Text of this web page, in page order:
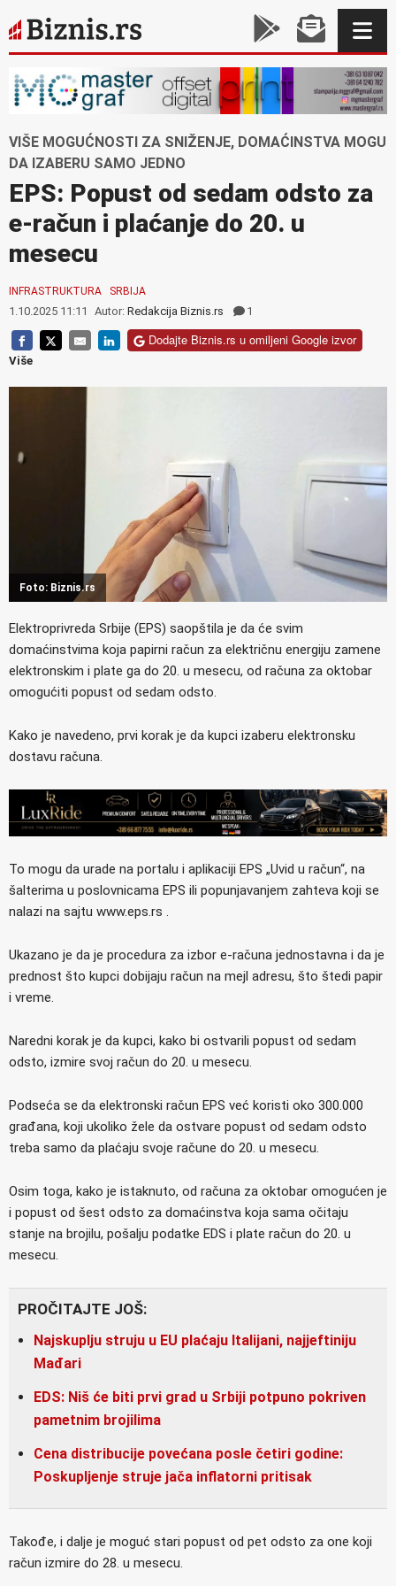
VIŠE MOGUĆNOSTI ZA SNIŽENJE, DOMAĆINSTVA MOGU
DA IZABERU SAMO JEDNO
EPS: Popust od sedam odsto za
e-račun i plaćanje do 20. u
mesecu
INFRASTRUKTURA SRBIJA
1.10.2025 11:11 Autor: Redakcija Biznis.rs 1
Dodajte Biznis.rs u omiljeni Google izvor
Više
Foto: Biznis.rs
Elektroprivreda Srbije (EPS) saopštila je da će svim
domaćinstvima koja papirni račun za električnu energiju zamene
elektronskim i plate ga do 20. u mesecu, od računa za oktobar
omogućiti popust od sedam odsto.
Kako je navedeno, prvi korak je da kupci izaberu elektronsku
dostavu računa.
To mogu da urade na portalu i aplikaciji EPS „Uvid u račun“, na
šalterima u poslovnicama EPS ili popunjavanjem zahteva koji se
nalazi na sajtu www.eps.rs .
Ukazano je da je procedura za izbor e-računa jednostavna i da je
prednost što kupci dobijaju račun na mejl adresu, što štedi papir
i vreme.
Naredni korak je da kupci, kako bi ostvarili popust od sedam
odsto, izmire svoj račun do 20. u mesecu.
Podseća se da elektronski račun EPS već koristi oko 300.000
građana, koji ukoliko žele da ostvare popust od sedam odsto
treba samo da plaćaju svoje račune do 20. u mesecu.
Osim toga, kako je istaknuto, od računa za oktobar omogućen je
i popust od šest odsto za domaćinstva koja sama očitaju
stanje na brojilu, pošalju podatke EDS i plate račun do 20. u
mesecu.
PROČITAJTE JOŠ:
Najskuplju struju u EU plaćaju Italijani, najjeftiniju
Mađari
EDS: Niš će biti prvi grad u Srbiji potpuno pokriven
pametnim brojilima
Cena distribucije povećana posle četiri godine:
Poskupljenje struje jača inflatorni pritisak
Takođe, i dalje je moguć stari popust od pet odsto za one koji
račun izmire do 28. u mesecu.